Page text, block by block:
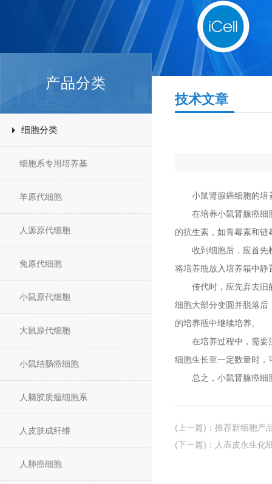
产品分类
细胞分类
细胞系专用培养基
羊原代细胞
人源原代细胞
兔原代细胞
小鼠原代细胞
大鼠原代细胞
小鼠结肠癌细胞
人脑胶质瘤细胞系
人皮肤成纤维
人肺癌细胞
技术文章
小鼠肾腺癌细胞的培
在培养小鼠肾腺癌细胞
的抗生素，如青霉素和
收到细胞后，应首先检
将培养瓶放入培养箱中
传代时，应先弃去旧的
细胞大部分变圆并脱落
的培养瓶中继续培养。
在培养过程中，需要注
细胞生长至一定数量时
总之，小鼠肾腺癌细胞
(上一篇) ： 推荐新细胞产
(下一篇) ： 人表皮永生化